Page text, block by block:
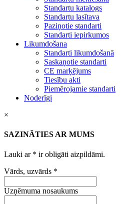
Standartu katalogs
Standartu lasītava
Paziņotie standarti
Standarti iepirkumos
Likumdošana
Standarti likumdošanā
Saskaņotie standarti
CE marķējums
Tiesību akti
Piemērojamie standarti
Noderīgi
×
SAZINĀTIES AR MUMS
Lauki ar * ir obligāti aizpildāmi.
Vārds, uzvārds *
Uzņēmuma nosaukums